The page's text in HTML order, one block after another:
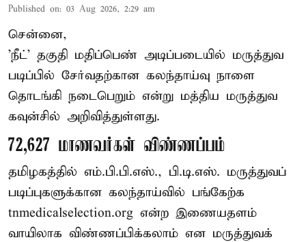
Published on: 03 Aug 2026, 2:29 am
சென்னை,
'நீட்' தகுதி மதிப்பெண் அடிப்படையில் மருத்துவ
படிப்பில் சேர்வதற்கான கலந்தாய்வு நாளை
தொடங்கி நடைபெறும் என்று மத்திய மருத்துவ
கவுன்சில் அறிவித்துள்ளது.
72,627 மாணவர்கள் விண்ணப்பம்
தமிழகத்தில் எம்.பி.பி.எஸ்., பி.டி.எஸ். மருத்துவப்
படிப்புகளுக்கான கலந்தாய்வில் பங்கேற்க
tnmedicalselection.org என்ற இணையதளம்
வாயிலாக விண்ணப்பிக்கலாம் என மருத்துவக்